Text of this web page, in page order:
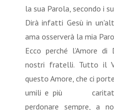
la sua Parola, secondo i
Dirà infatti Gesù in
ama osserverà la mia
Ecco perché l’Amore
nostri fratelli. Tutto il
questo Amore, che ci
umili e più
perdonare sempre, a